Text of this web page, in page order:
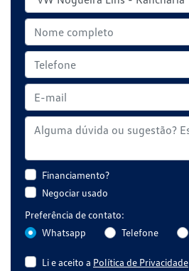
Financiamento?
Negociar usado
Preferência de contato:
Whatsapp
Telefone
Li e aceito a Política de Privacidade